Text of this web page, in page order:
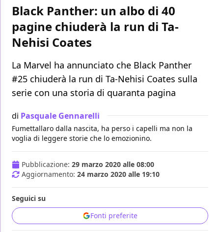
Black Panther: un albo di 40
pagine chiuderà la run di Ta-
Nehisi Coates
La Marvel ha annunciato che Black Panther
#25 chiuderà la run di Ta-Nehisi Coates sulla
serie con una storia di quaranta pagina
di Pasquale Gennarelli
Fumettallaro dalla nascita, ha perso i capelli ma non la
voglia di leggere storie che lo emozionino.
Pubblicazione: 29 marzo 2020 alle 08:00
Aggiornamento: 24 marzo 2020 alle 19:10
Seguici su
Fonti preferite